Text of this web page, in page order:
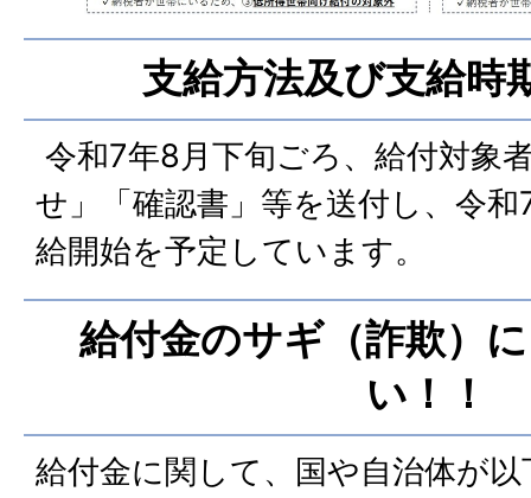
支給方法及び支給時
令和7年8月下旬ごろ、給付対象
せ」「確認書」等を送付し、令
給開始を予定しています。
給付金のサギ（詐欺）
い！！
給付金に関して、国や自治体が